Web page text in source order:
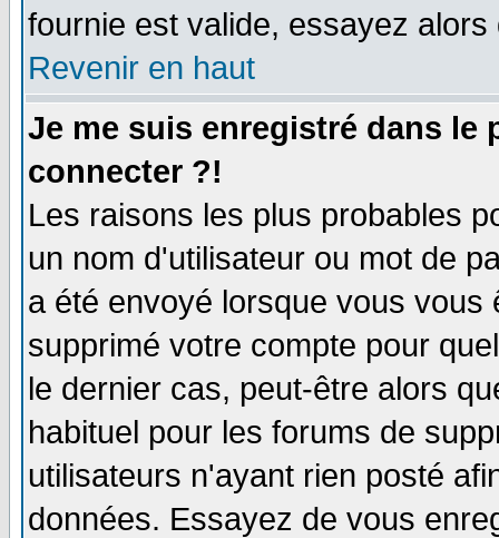
fournie est valide, essayez
Revenir en haut
Je me suis enregistré dans le
connecter ?!
Les raisons les plus probables
un nom d'utilisateur ou mot de
a été envoyé lorsque vous
supprimé votre compte pour
le dernier cas, peut-être alors
habituel pour les forums de
utilisateurs n'ayant rien posté
données. Essayez de vous